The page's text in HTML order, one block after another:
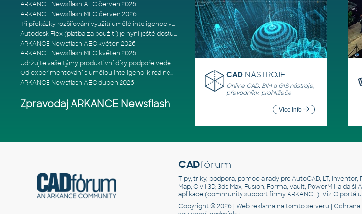
ARKANCE Newsflash AEC červen 2026
ARKANCE Newsflash MFG červen 2026
Tři překážky rozšiřování využití umělé inteligence ve stavebním prům
Autodesk Flex (platba za použití) je nyní ještě dostupnější
ARKANCE Newsflash AEC květen 2026
ARKANCE Newsflash MFG květen 2026
Udržujte vaše týmy produktivní díky podpoře vedené odborníky
Od experimentování s umělou inteligencí k reálnému dopadu na podniká
ARKANCE Newsflash AEC duben 2026
Zpravodaj ARKANCE Newsflash
CAD NÁSTROJE
Online CAD, BIM a GIS nástroje,
převodníky, prohlížeče
Více info
CADfórum
Tipy, triky, podpora, pomoc a rady pro AutoCAD, LT, Inventor,
Map, Civil 3D, 3ds Max, Fusion, Forma, Vault, PowerMill a další
aplikace (community support firmy ARKANCE). Viz O portálu.
Copyright © 2026 | Web reklamana tomto serveru | Ochrana